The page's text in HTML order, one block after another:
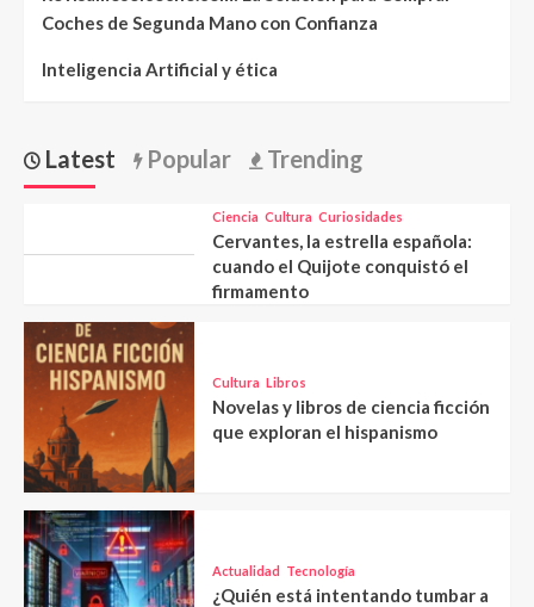
Coches de Segunda Mano con Confianza
Inteligencia Artificial y ética
Latest Popular Trending
Ciencia Cultura Curiosidades
Cervantes, la estrella española:
cuando el Quijote conquistó el
firmamento
Cultura Libros
Novelas y libros de ciencia ficción
que exploran el hispanismo
Actualidad Tecnología
¿Quién está intentando tumbar a